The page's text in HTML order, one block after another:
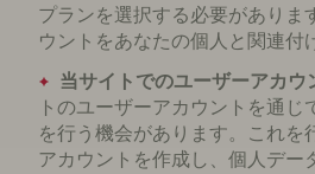
プランを選択する必要がありま
ウントをあなたの個人と関連付
当サイトでのユーザーアカウ
トのユーザーアカウントを通じ
を行う機会があります。これを
アカウントを作成し、個人デー